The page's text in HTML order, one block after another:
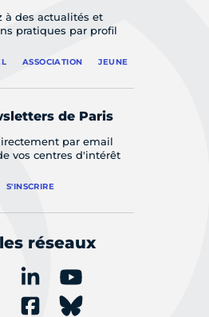
à des actualités et
pratiques par profil
ASSOCIATION JEUNE
de Paris
par email
vos centres d'intérêt
S'INSCRIRE
réseaux